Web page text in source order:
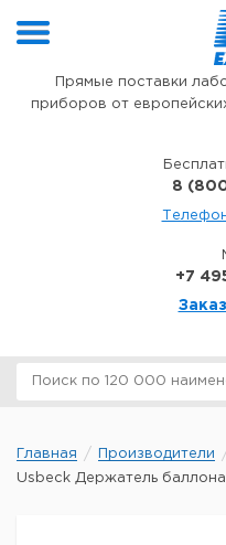
Прямые поставки
приборов от
8
+7
Главная Производители
Usbeck Держатель